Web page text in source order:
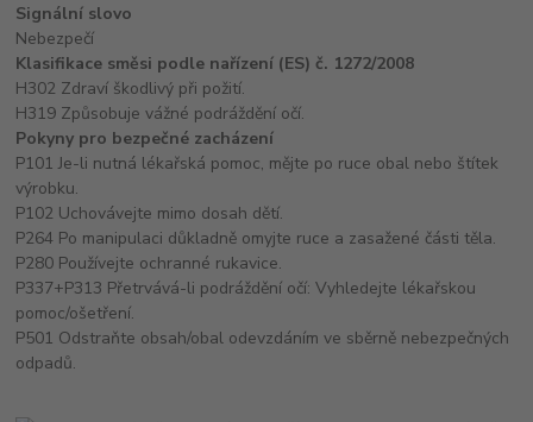
Signální slovo
Nebezpečí
Klasifikace směsi podle nařízení (ES) č. 1272/2008
H302 Zdraví škodlivý při požití.
H319 Způsobuje vážné podráždění očí.
Pokyny pro bezpečné zacházení
P101 Je-li nutná lékařská pomoc, mějte po ruce obal nebo štítek
výrobku.
P102 Uchovávejte mimo dosah dětí.
P264 Po manipulaci důkladně omyjte ruce a zasažené části těla.
P280 Používejte ochranné rukavice.
P337+P313 Přetrvává-li podráždění očí: Vyhledejte lékařskou
pomoc/ošetření.
P501 Odstraňte obsah/obal odevzdáním ve sběrně nebezpečných
odpadů.